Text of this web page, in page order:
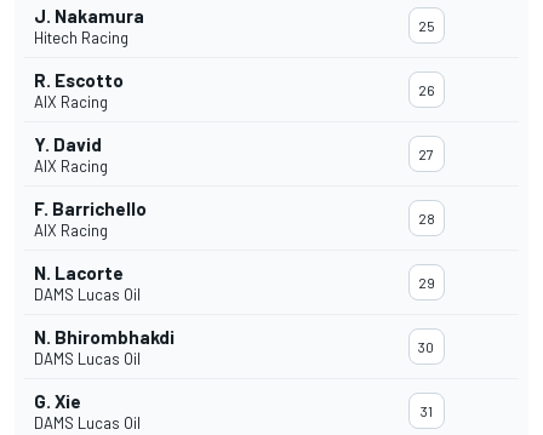
J. Nakamura
Hitech Racing
25
R. Escotto
AIX Racing
26
Y. David
AIX Racing
27
F. Barrichello
AIX Racing
28
N. Lacorte
DAMS Lucas Oil
29
N. Bhirombhakdi
DAMS Lucas Oil
30
G. Xie
DAMS Lucas Oil
31